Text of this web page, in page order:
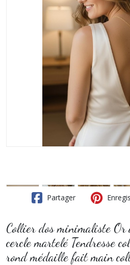
Partager
Collier dos minimaliste Or
cercle martelé Tendresse
rond médaille fait main